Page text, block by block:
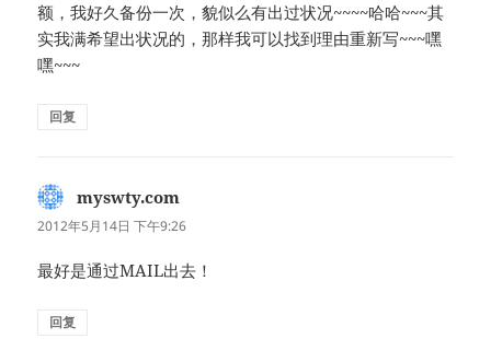
额，我好久备份一次，貌似么有出过状况~~~~哈哈~~~其
实我满希望出状况的，那样我可以找到理由重新写~~~嘿
嘿~~~
回复
myswty.com
道：
2012年5月14日 下午9:26
最好是通过MAIL出去！
回复